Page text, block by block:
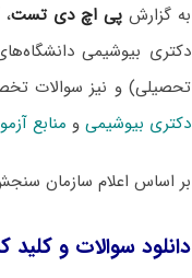
به گزارشپی اچ دی تست
دکتری بیوشیمی
تحصیلی) و نیز سوالات
دکتری بیوشیمیو منابع
بر اساس اعلام سازمان
دانلود سوالات و کلید